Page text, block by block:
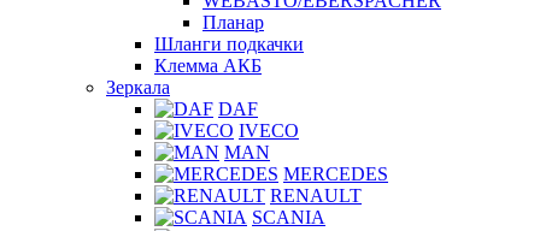
Планар
Шланги подкачки
Клемма АКБ
Зеркала
DAF
IVECO
MAN
MERCEDES
RENAULT
SCANIA